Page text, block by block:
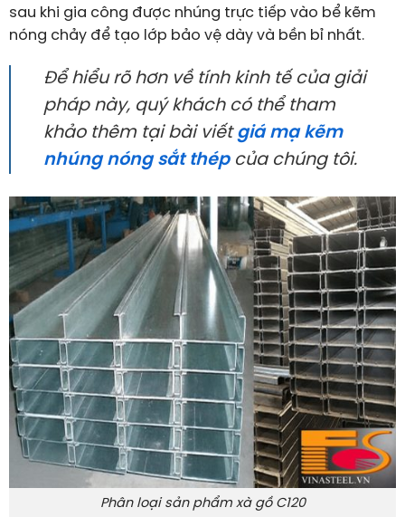
sau khi gia công được nhúng trực tiếp vào bể kẽm
nóng chảy để tạo lớp bảo vệ dày và bền bỉ nhất.
Để hiểu rõ hơn về tính kinh tế của giải
pháp này, quý khách có thể tham
khảo thêm tại bài viết giá mạ kẽm
nhúng nóng sắt thépcủa chúng tôi.
Phân loại sản phẩm xà gồ C120